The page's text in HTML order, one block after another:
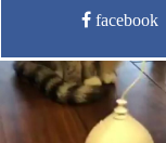
facebook